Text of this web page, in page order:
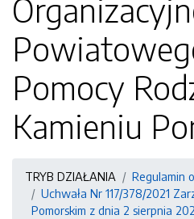
Pomocy
Kamieniu
TRYB DZIAŁANIA
Regulamin
Uchwała Nr 117/378/2021
Pomorskim z dnia 2 sierpnia